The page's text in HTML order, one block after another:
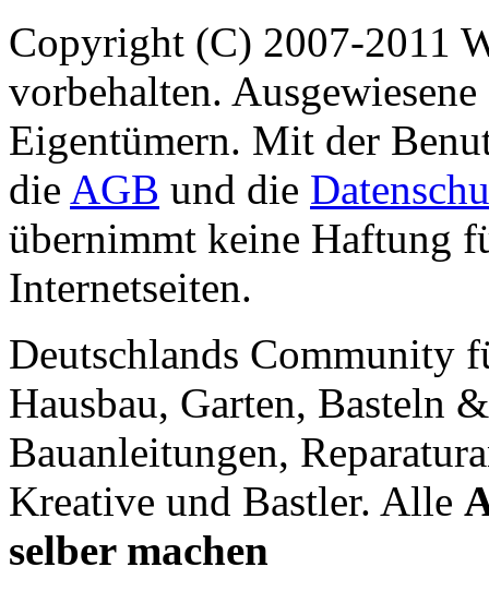
Copyright (C) 2007-2011
vorbehalten.
Eigentümern. Mit der
die AGB und die
übernimmt keine Haftung
Internetseiten.
Deutschlands Community
Hausbau, Garten, Basteln
Bauanleitungen,
Kreative und Bastler. Alle
selber machen